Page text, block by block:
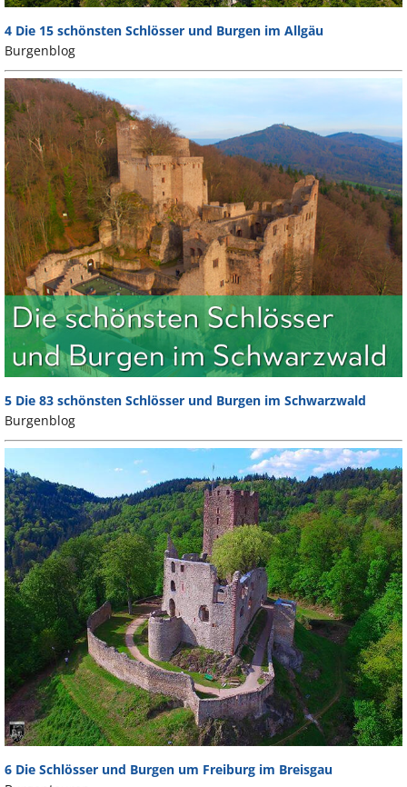
4 Die 15 schönsten Schlösser und Burgen im Allgäu
Burgenblog
5 Die 83 schönsten Schlösser und Burgen im Schwarzwald
Burgenblog
6 Die Schlösser und Burgen um Freiburg im Breisgau